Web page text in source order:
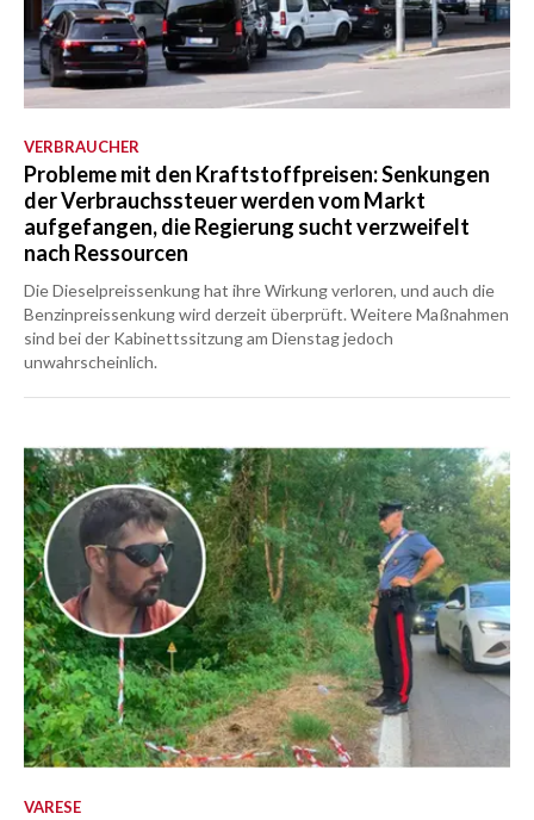
VERBRAUCHER
Probleme mit den Kraftstoffpreisen: Senkungen
der Verbrauchssteuer werden vom Markt
aufgefangen, die Regierung sucht verzweifelt
nach Ressourcen
Die Dieselpreissenkung hat ihre Wirkung verloren, und auch die
Benzinpreissenkung wird derzeit überprüft. Weitere Maßnahmen
sind bei der Kabinettssitzung am Dienstag jedoch
unwahrscheinlich.
VARESE